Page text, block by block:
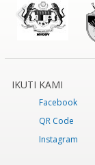
12pm
3pm
IKUTI KAMI
Facebook
QR Code
Instagram